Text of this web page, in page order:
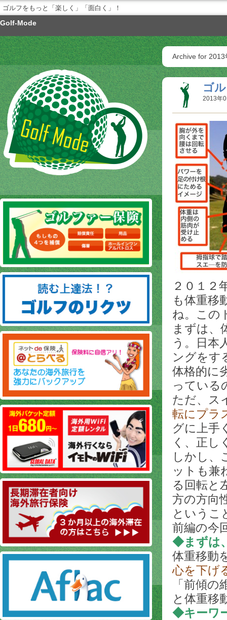
ゴルフをもっと「楽しく」「面白く」！
Golf-Mode
Archive for 2013
ゴ
2013年
２０１２
も体重移
ね。この
まずは、
う。日本
ングをす
体格的に
っている
ただ、ス
転にプラ
グに上手
く、正し
しかし、
ットも兼
る回転と
方の方向
というこ
前編の今
◆まずは
体重移動
心を下げ
「前傾
と体重移
◆キーワ